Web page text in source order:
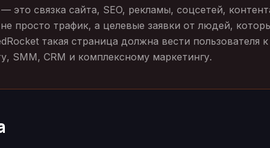
связка сайта, SEO, рекламы, соцсетей,
просто трафик, а целевые заявки от людей,
такая страница должна вести пользователя к
SMM, CRM и комплексному маркетингу.